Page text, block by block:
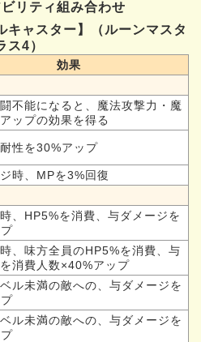
リティ組み合わせ
キャスター】（ルーンマスタ
ス4）
効果
不能になると、魔法攻撃力・魔
ップの効果を得る
性を30%アップ
時、MPを3%回復
、HP5%を消費、与ダメージを
、味方全員のHP5%を消費、与
消費人数×40%アップ
ル未満の敵への、与ダメージを
ル未満の敵への、与ダメージを